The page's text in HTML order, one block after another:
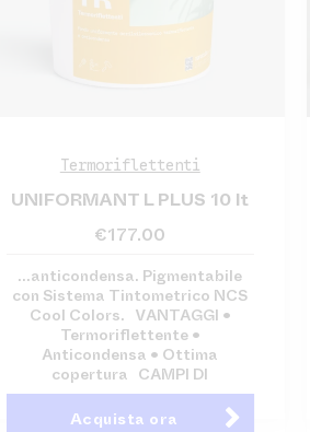
Termoriflettenti
UNIFORMANT L PLUS 10 lt
€177.00
...anticondensa. Pigmentabile
con Sistema Tintometrico NCS
Cool Colors. VANTAGGI •
Termoriflettente •
Anticondensa • Ottima
copertura CAMPI DI
Acquista ora